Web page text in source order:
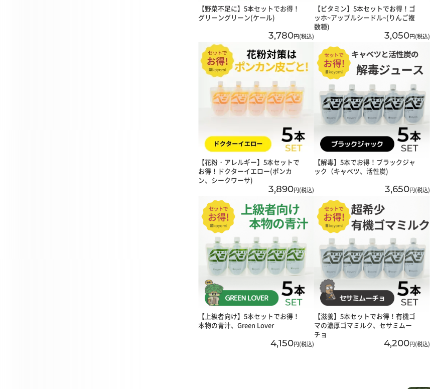
【野菜不足に】5本セットでお得！
グリーングリーン(ケール)
3,780円(税込)
【ビタミン】5本セットでお得！ゴ
ッホ~アップルシードル~(りんご複
数種)
3,050円(税込)
【花粉・アレルギー】5本セットで
お得！ドクターイエロー(ポンカ
ン、シークワーサ)
3,890円(税込)
【解毒】5本でお得！ブラックジャ
ック（キャベツ、活性炭)
3,650円(税込)
【上級者向け】5本セットでお得！
本物の青汁、Green Lover
4,150円(税込)
【滋養】5本セットでお得！有機ゴ
マの濃厚ゴマミルク、セサミムー
チョ
4,200円(税込)